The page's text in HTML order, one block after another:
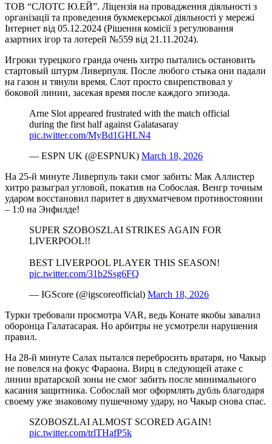
ТОВ “СЛОТС Ю.ЕЙ”. Ліцензія на провадження діяльності з
організації та проведення букмекерської діяльності у мережі
Інтернет від 05.12.2024 (Рішення комісії з регулювання
азартних ігор та лотерей №559 від 21.11.2024).
Игроки турецкого гранда очень хитро пытались остановить
стартовый штурм Ливерпуля. После любого стыка они падали
на газон и тянули время. Слот просто свирепствовал у
боковой линии, засекая время после каждого эпизода.
Arne Slot appeared frustrated with the match official
during the first half against Galatasaray
pic.twitter.com/MyBd1GHLN4
— ESPN UK (@ESPNUK) March 18, 2026
На 25-й минуте Ливерпуль таки смог забить: Мак Аллистер
хитро разыграл угловой, покатив на Собослая. Венгр точным
ударом восстановил паритет в двухматчевом противостоянии
– 1:0 на Энфилде!
SUPER SZOBOSZLAI STRIKES AGAIN FOR
LIVERPOOL!!
BEST LIVERPOOL PLAYER THIS SEASON!
pic.twitter.com/31b2Ssg6FQ
— IGScore (@igscoreofficial) March 18, 2026
Турки требовали просмотра VAR, ведь Конате якобы завалил
оборонца Галатасарая. Но арбитры не усмотрели нарушения
правил.
На 28-й минуте Салах пытался перебросить вратаря, но Чакыр
не повелся на фокус Фараона. Вирц в следующей атаке с
линии вратарской зоны не смог забить после минимального
касания защитника. Собослай мог оформлять дубль благодаря
своему уже знаковому пушечному удару, но Чакыр снова спас.
SZOBOSZLAI ALMOST SCORED AGAIN!
pic.twitter.com/trlTHafP5k